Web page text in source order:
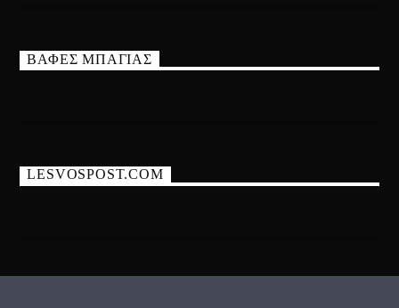
ΒΑΦΕΣ ΜΠΑΓΙΑΣ
LESVOSPOST.COM